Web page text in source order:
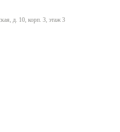
д. 10, корп. 3, этаж 3